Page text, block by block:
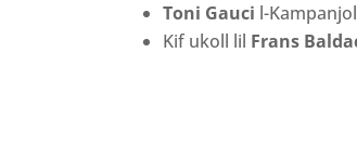
Toni Gauci l-
Kif ukoll lil Frans